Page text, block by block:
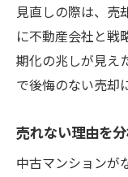
見直しの際は、売
に不動産会社と戦
期化の兆しが見え
で後悔のない売却
売れない理由を
中古マンションが